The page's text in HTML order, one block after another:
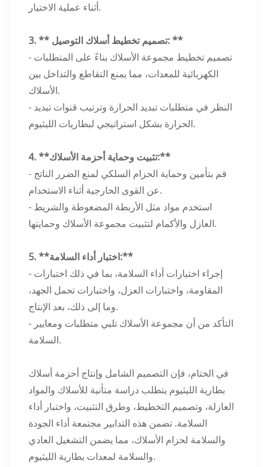
أثناء عملية الاختيار.
3. ** تصميم تخطيط أسلاك التوصيل: **
- تصميم تخطيط مجموعة الأسلاك بناءً على المتطلبات
الكهربائية للمعدات، مما يمنع التقاطع والتداخل بين
الأسلاك.
- النظر في متطلبات تبديد الحرارة وترتيب قنوات تبديد
الحرارة بشكل استراتيجي لبطاريات الليثيوم.
4. **تثبيت وحماية أحزمة الأسلاك:**
- قم بتأمين وحماية الحزام السلكي لمنع الضرر الناتج
عن القوى الخارجية أثناء الاستخدام.
- استخدم مواد مثل الأربطة المضغوطة والشريط
العازل والأكمام لتثبيت مجموعة الأسلاك وحمايتها.
5. **اختبار أداء السلامة:**
- إجراء اختبارات أداء السلامة، بما في ذلك اختبارات
المقاومة، واختبارات العزل، واختبارات تحمل الجهد،
وما إلى ذلك، بعد الإنتاج.
- التأكد من أن مجموعة الأسلاك تلبي متطلبات ومعايير
السلامة.
في الختام، فإن التصميم الشامل وإنتاج أحزمة أسلاك
بطارية الليثيوم يتطلب دراسة متأنية للأسلاك والمواد
العازلة، وتصميم التخطيط، وطرق التثبيت، واختبار أداء
السلامة. تضمن هذه التدابير مجتمعة أداء الجودة
والسلامة لحزام الأسلاك، مما يضمن التشغيل العادي
والسلامة لمعدات بطارية الليثيوم.